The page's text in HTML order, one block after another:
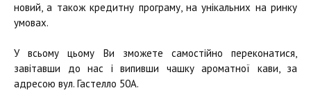
новий, а також кредитну програму, на унікальних на ринку
умовах.
У всьому цьому Ви зможете самостійно переконатися,
завітавши до нас і випивши чашку ароматної кави, за
адресою вул. Гастелло 50А.